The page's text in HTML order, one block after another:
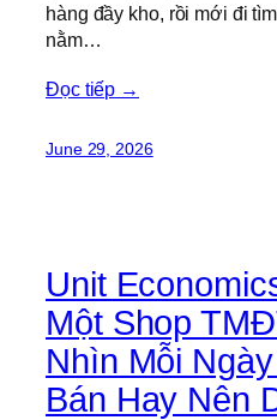
hàng đầy kho, rồi mới đi
nằm…
Đọc tiếp →
June 29, 2026
Unit
Một Shop
Nhìn Mỗi
Bán Hay Nên